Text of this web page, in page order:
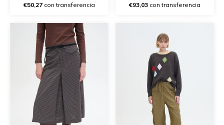
€50,27 con transferencia €93,03 con transferencia